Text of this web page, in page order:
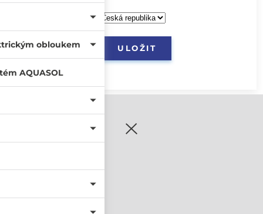
obloukem
AQUASOL